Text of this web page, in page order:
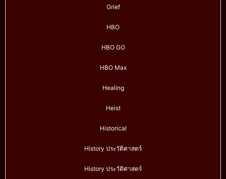
Grief
HBO
HBO GO
HBO Max
Healing
Heist
Historical
History ประวัติศาสตร์
History ประวัติศาสตร์